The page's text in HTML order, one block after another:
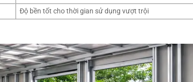
Độ bền tốt cho thời gian sử dụng vượt trội